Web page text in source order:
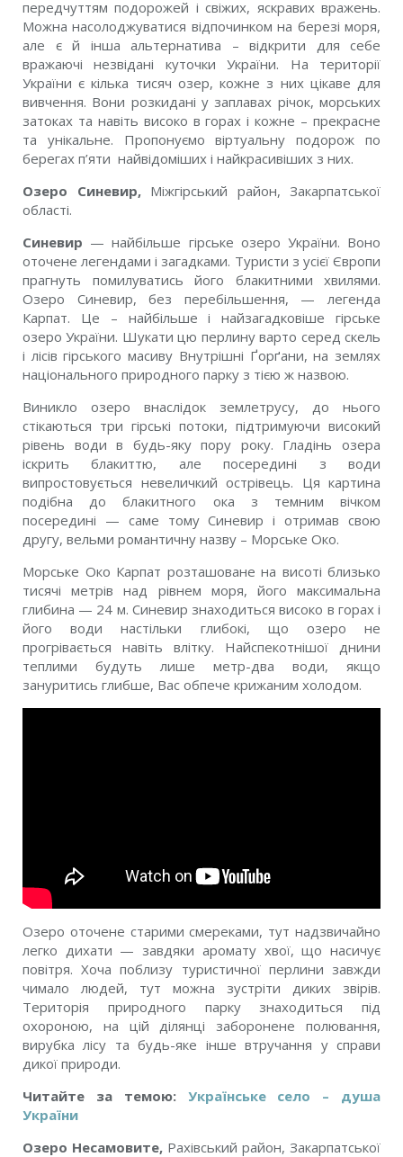
передчуттям подорожей і свіжих, яскравих вражень.
Можна насолоджуватися відпочинком на березі моря,
але є й інша альтернатива – відкрити для себе
вражаючі незвідані куточки України. На території
України є кілька тисяч озер, кожне з них цікаве для
вивчення. Вони розкидані у заплавах річок, морських
затоках та навіть високо в горах і кожне – прекрасне
та унікальне. Пропонуємо віртуальну подорож по
берегах п’яти найвідоміших і найкрасивіших з них.
Озеро Синевир,Міжгірський район, Закарпатської
області.
Синевир — найбільше гірське озеро України. Воно
оточене легендами і загадками. Туристи з усієї Європи
прагнуть помилуватись його блакитними хвилями.
Озеро Синевир, без перебільшення, — легенда
Карпат. Це – найбільше і найзагадковіше гірське
озеро України. Шукати цю перлину варто серед скель
і лісів гірського масиву Внутрішні Ґорґани, на землях
національного природного парку з тією ж назвою.
Виникло озеро внаслідок землетрусу, до нього
стікаються три гірські потоки, підтримуючи високий
рівень води в будь-яку пору року. Гладінь озера
іскрить блакиттю, але посередині з води
випростовується невеличкий острівець. Ця картина
подібна до блакитного ока з темним вічком
посередині — саме тому Синевир і отримав свою
другу, вельми романтичну назву – Морське Око.
Морське Око Карпат розташоване на висоті близько
тисячі метрів над рівнем моря, його максимальна
глибина — 24 м. Синевир знаходиться високо в горах і
його води настільки глибокі, що озеро не
прогрівається навіть влітку. Найспекотнішої днини
теплими будуть лише метр-два води, якщо
зануритись глибше, Вас обпече крижаним холодом.
Озеро оточене старими смереками, тут надзвичайно
легко дихати — завдяки аромату хвої, що насичує
повітря. Хоча поблизу туристичної перлини завжди
чимало людей, тут можна зустріти диких звірів.
Територія природного парку знаходиться під
охороною, на цій ділянці заборонене полювання,
вирубка лісу та будь-яке інше втручання у справи
дикої природи.
Читайте за темою: Українське село – душа
України
Озеро Несамовите, Рахівський район, Закарпатської